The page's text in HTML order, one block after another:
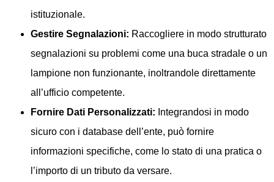
istituzionale.
Gestire Segnalazioni: Raccogliere in modo strutturato
segnalazioni su problemi come una buca stradale o un
lampione non funzionante, inoltrandole direttamente
all’ufficio competente.
Fornire Dati Personalizzati: Integrandosi in modo
sicuro con i database dell’ente, può fornire
informazioni specifiche, come lo stato di una pratica o
l’importo di un tributo da versare.